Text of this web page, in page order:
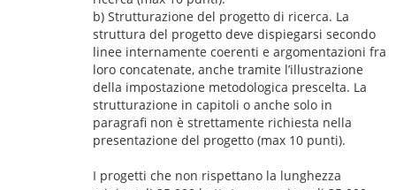
b) Strutturazione del progetto di ricerca. La
struttura del progetto deve dispiegarsi secondo
linee internamente coerenti e argomentazioni fra
loro concatenate, anche tramite l’illustrazione
della impostazione metodologica prescelta. La
strutturazione in capitoli o anche solo in
paragrafi non è strettamente richiesta nella
presentazione del progetto (max 10 punti).
I progetti che non rispettano la lunghezza